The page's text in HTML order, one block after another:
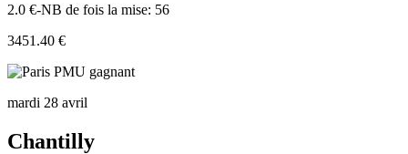
2.0 €-NB de fois la mise: 56
3451.40 €
mardi 28 avril
Chantilly